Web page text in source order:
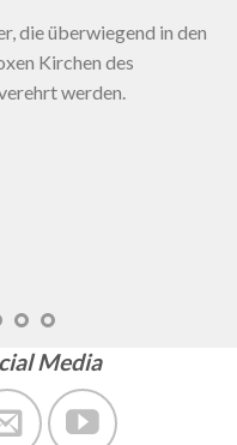
die überwiegend in den
Kirchen des
werden.
Media